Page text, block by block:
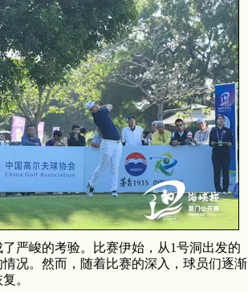
严峻的考验。比赛伊始，从1号洞出发的
况。然而，随着比赛的深入，球员们逐渐
。